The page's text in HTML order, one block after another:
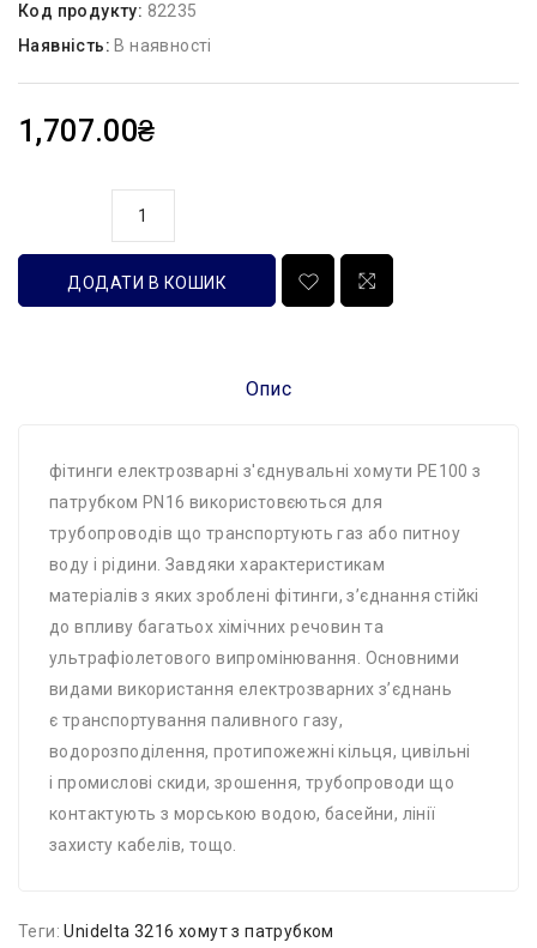
Код продукту: 82235
Наявність: В наявності
1,707.00₴
ДОДАТИ В КОШИК
Опис
фітинги електрозварні з'єднувальні хомути PE100 з
патрубком PN16 використовєються для
трубопроводів що транспортують газ або питноу
воду і рідини. Завдяки характеристикам
матеріалів з яких зроблені фітинги, з’єднання стійкі
до впливу багатьох хімічних речовин та
ультрафіолетового випромінювання. Основними
видами використання електрозварних з’єднань
є транспортування паливного газу,
водорозподілення, протипожежні кільця, цивільні
і промислові скиди, зрошення, трубопроводи що
контактують з морською водою, басейни, лінії
захисту кабелів, тощо.
Теги:Unidelta 3216 хомут з патрубком